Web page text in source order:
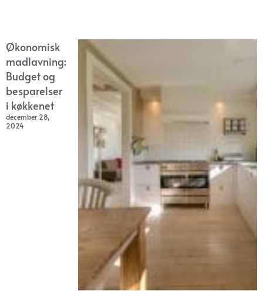
Økonomisk
madlavning:
Budget og
besparelser
i køkkenet
december 28,
2024